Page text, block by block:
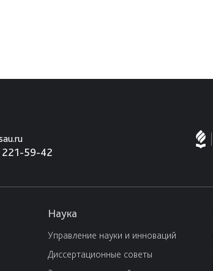
221-59-42
Наука
Управление науки и инноваций
Диссертационные советы